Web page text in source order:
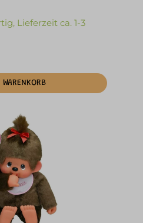
Lieferzeit ca. 1-3
WARENKORB